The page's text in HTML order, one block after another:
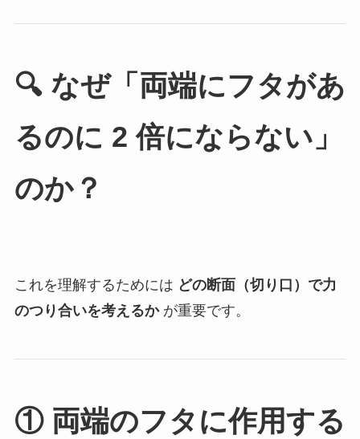
🔍 なぜ「両端にフタがあ
るのに 2 倍にならない」
のか？
これを理解するためには どの断面（切り口）で力
のつり合いを考えるかが重要です。
① 両端のフタに作用する